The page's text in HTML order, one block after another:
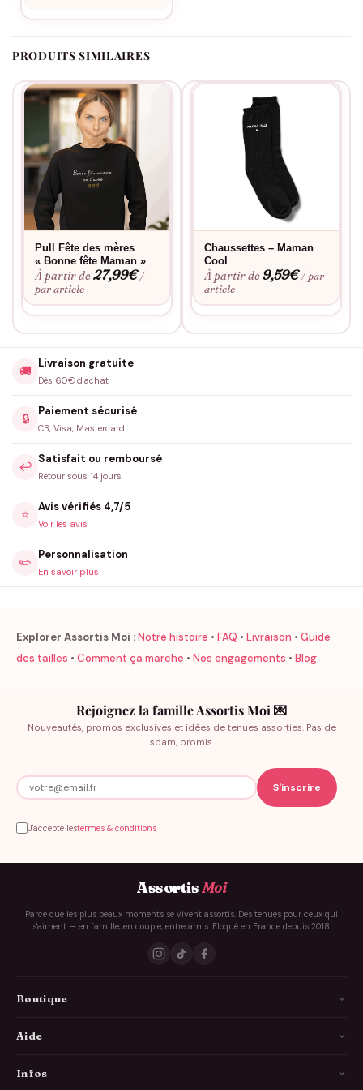
rythme de votre vie de maman active.
PRODUITS SIMILAIRES
Pull Fête des mères
« Bonne fête Maman »
À partir de27,99€ /
par article
Chaussettes – Maman
Cool
À partir de9,59€ / par
article
🚚
Livraison gratuite
Dès 60€ d'achat
🔒
Paiement sécurisé
CB, Visa, Mastercard
↩️
Satisfait ou remboursé
Retour sous 14 jours
⭐
Avis vérifiés 4,7/5
Voir les avis
✏️
Personnalisation
En savoir plus
Explorer Assortis Moi :Notre histoire • FAQ • Livraison • Guide
des tailles • Comment ça marche • Nos engagements • Blog
Rejoignez la famille Assortis Moi 💌
Nouveautés, promos exclusives et idées de tenues assorties. Pas de
spam, promis.
J'accepte lestermes & conditions
AssortisMoi
Parce que les plus beaux moments se vivent assortis. Des tenues pour ceux qui
s'aiment — en famille, en couple, entre amis. Floqué en France depuis 2018.
Boutique
Aide
Infos